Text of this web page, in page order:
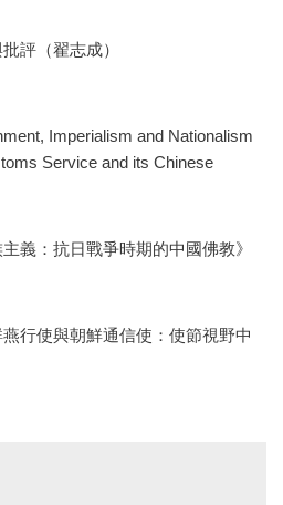
評（翟志成）
Imperialism and Nationalism
Service and its Chinese
義：抗日戰爭時期的中國佛教》
行使與朝鮮通信使：使節視野中